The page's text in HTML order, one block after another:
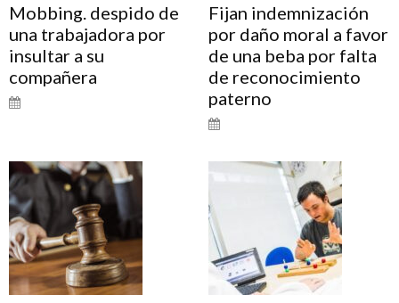
Mobbing. despido de
una trabajadora por
insultar a su
compañera
Fijan indemnización
por daño moral a favor
de una beba por falta
de reconocimiento
paterno